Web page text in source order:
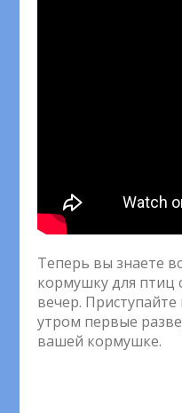
Теперь вы знаете
кормушку для птиц
вечер.
утром первые
вашей кормушке.